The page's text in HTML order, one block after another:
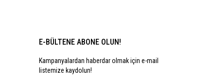
E-BÜLTENE ABONE OLUN!
Kampanyalardan haberdar olmak için e-mail
listemize kaydolun!